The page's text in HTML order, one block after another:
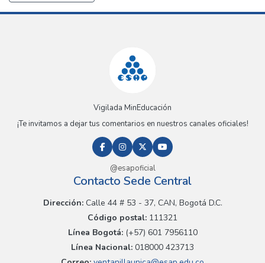
Vigilada MinEducación
¡Te invitamos a dejar tus comentarios en nuestros canales oficiales!
@esapoficial
Contacto Sede Central
Dirección:Calle 44 # 53 - 37, CAN, Bogotá D.C.
Código postal: 111321
Línea Bogotá:(+57) 601 7956110
Línea Nacional: 018000 423713